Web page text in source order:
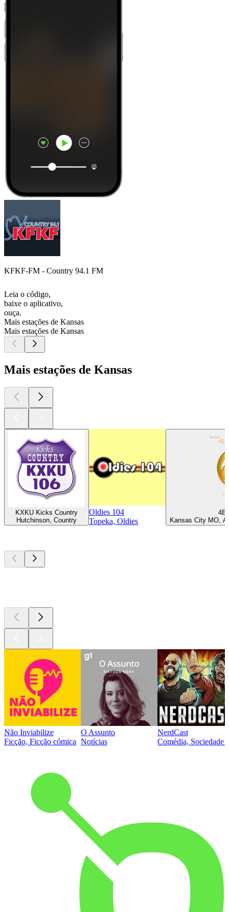
KFKF-FM - Country 94.1 FM
Leia o código,
baixe o aplicativo,
ouça.
Mais estações de Kansas
Mais estações de Kansas
Mais estações de Kansas
KXKU Kicks Country
Hutchinson, Country
Oldies 104
Topeka, Oldies
Kansas City MO,
Não Inviabilize
Ficção, Ficção cómica
O Assunto
Notícias
NerdCast
Comédia, Sociedade